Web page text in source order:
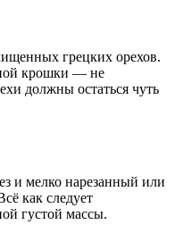
грецких орехов.
крошки — не
должны остаться чуть
и мелко нарезанный или
как следует
густой массы.